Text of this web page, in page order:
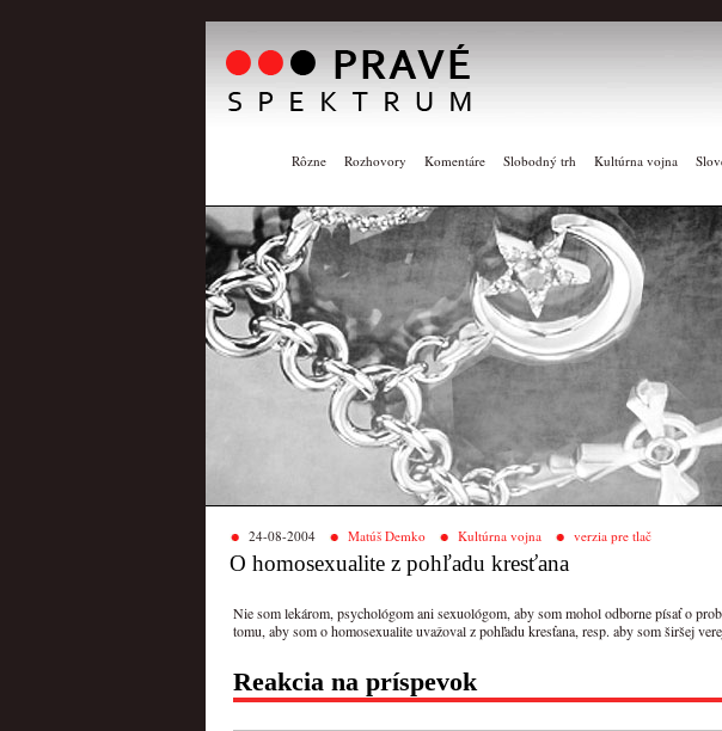
Rôzne Rozhovory Komentáre Slobodný trh Kultúrna vojna
24-08-2004 Matúš Demko Kultúrna vojna verzia pre tlač
O homosexualite z pohľadu kresťana
Nie som lekárom, psychológom ani sexuológom, aby som mohol odborne písať o
tomu, aby som o homosexualite uvažoval z pohľadu kresťana, resp. aby som širšej
Reakcia na príspevok